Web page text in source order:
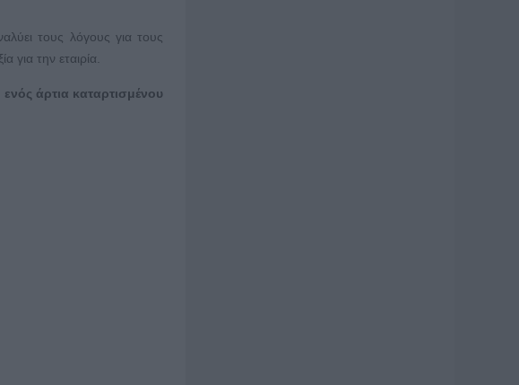
τους λόγους για τους
για την εταιρία.
άρτια καταρτισμένου